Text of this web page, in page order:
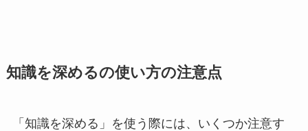
知識を深めるの使い方の注意点
「知識を深める」を使う際には、いくつか注意す